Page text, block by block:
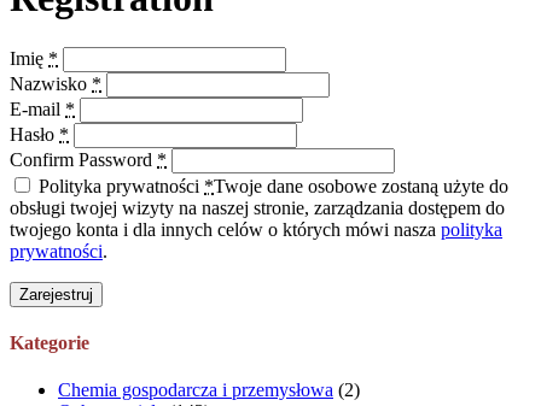
Imię *
Nazwisko *
E-mail *
Hasło *
Confirm Password *
Polityka prywatności *Twoje dane osobowe zostaną użyte do
obsługi twojej wizyty na naszej stronie, zarządzania dostępem do
twojego konta i dla innych celów o których mówi nasza polityka
prywatności.
Zarejestruj
Kategorie
Chemia gospodarcza i przemysłowa (2)